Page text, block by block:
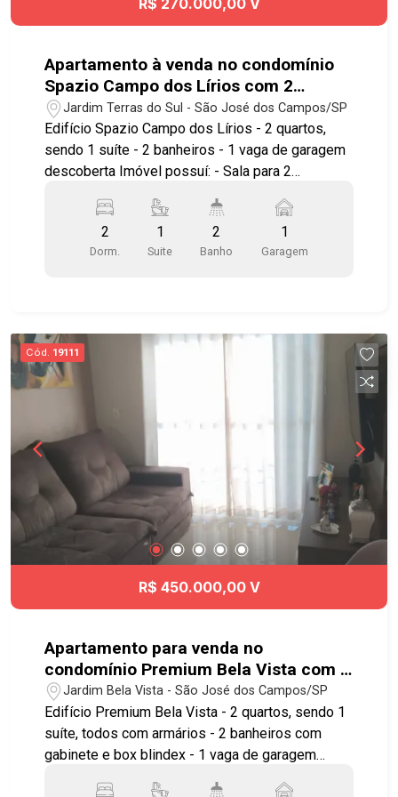
R$ 270.000,00 V
Apartamento à venda no condomínio
Spazio Campo dos Lírios com 2
quartos sendo 1 suíte - 53m²- No
bairro Jardim Terras do Sul - SJC
Jardim Terras do Sul - São José dos Campos/SP
Edifício Spazio Campo dos Lírios - 2 quartos,
sendo 1 suíte - 2 banheiros - 1 vaga de garagem
descoberta Imóvel possuí: - Sala para 2
armários planejados - Área de serviço * sem
elevador, apto no térreo * Lazer: piscina adulto e
infantil, playground, churrasqueira. Ótima
além de contar com amplo comércio nos
arredores. Fácil acesso à Avenida Guadalupe,
Avenida Andrômeda, Anel Viário e Rodovia
para se deslocar para diversas regiões de São
José dos Campos. Agende já sua visita!
#imobiliaria #geracaoimoveis #aptovenda
#spaziocampodoslirios #aceitapet
#JardimTerrasdoSul
2
Dorm.
1
Suite
2
Banho
1
Garagem
Cód. 19111
R$ 450.000,00 V
Apartamento para venda no
condomínio Premium Bela Vista com 2
quartos sendo 1 suíte - 64 m² - Jardim
Bela Vista - SJC
Jardim Bela Vista - São José dos Campos/SP
Edifício Premium Bela Vista - 2 quartos, sendo 1
suíte, todos com armários - 2 banheiros com
gabinete e box blindex - 1 vaga de garagem